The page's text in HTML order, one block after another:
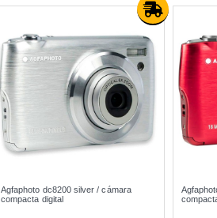
Agfaphoto dc8200 silver / cámara
compacta digital